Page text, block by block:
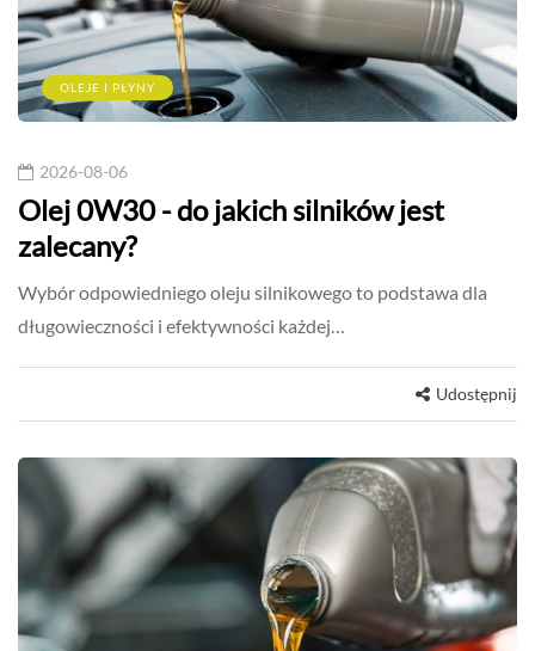
OLEJE I PŁYNY
2026-08-06
Olej 0W30 - do jakich silników jest
zalecany?
Wybór odpowiedniego oleju silnikowego to podstawa dla
długowieczności i efektywności każdej…
Udostępnij